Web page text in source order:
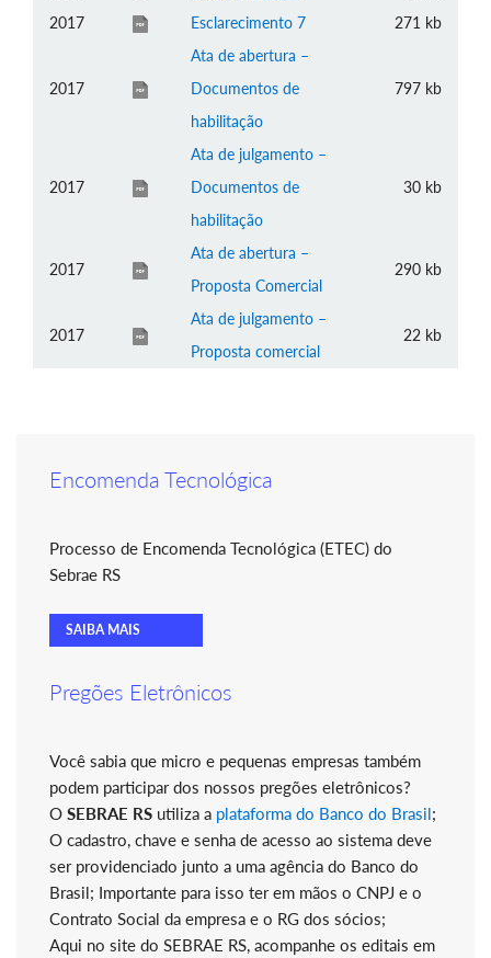
2017
Esclarecimento 7 271 kb
2017
Ata de abertura –
Documentos de
habilitação
797 kb
2017
Ata de julgamento –
Documentos de
habilitação
30 kb
2017
Ata de abertura –
Proposta Comercial
290 kb
2017
Ata de julgamento –
Proposta comercial
22 kb
Encomenda Tecnológica
Processo de Encomenda Tecnológica (ETEC) do
Sebrae RS
SAIBA MAIS
Pregões Eletrônicos
Você sabia que micro e pequenas empresas também
podem participar dos nossos pregões eletrônicos?
O SEBRAE RS utiliza a plataforma do Banco do Brasil;
O cadastro, chave e senha de acesso ao sistema deve
ser providenciado junto a uma agência do Banco do
Brasil; Importante para isso ter em mãos o CNPJ e o
Contrato Social da empresa e o RG dos sócios;
Aqui no site do SEBRAE RS, acompanhe os editais em